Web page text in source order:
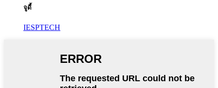
จูดี้
IESPTECH